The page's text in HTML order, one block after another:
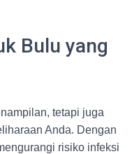
Bulu yang
tetapi juga
Anda. Dengan
risiko infeksi